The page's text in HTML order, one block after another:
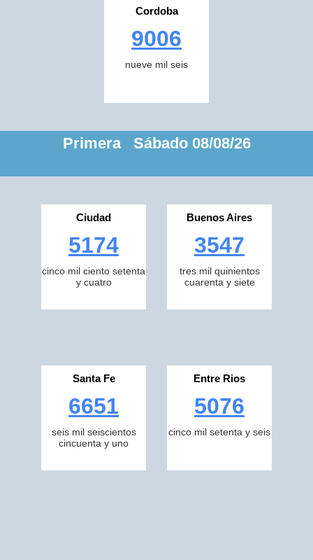
Cordoba
9006
nueve mil seis
Primera Sábado 08/08/26
Ciudad
5174
cinco mil ciento setenta
y cuatro
Buenos Aires
3547
tres mil quinientos
cuarenta y siete
Santa Fe
6651
seis mil seiscientos
cincuenta y uno
Entre Rios
5076
cinco mil setenta y seis